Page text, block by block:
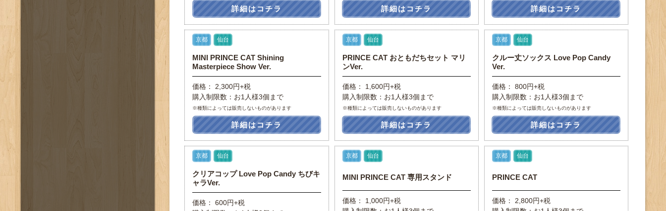
詳細はコチラ 詳細はコチラ 詳細はコチラ
京都 仙台
MINI PRINCE CAT Shining
Masterpiece Show Ver.
価格： 2,300円+税
購入制限数：お1人様3個まで
※種類によっては販売しないものがあります
詳細はコチラ
京都 仙台
PRINCE CAT おともだちセット マリ
ンVer.
価格： 1,600円+税
購入制限数：お1人様3個まで
※種類によっては販売しないものがあります
詳細はコチラ
京都 仙台
クルー丈ソックス Love Pop Candy
Ver.
価格： 800円+税
購入制限数：お1人様3個まで
※種類によっては販売しないものがあります
詳細はコチラ
京都 仙台
クリアコップ Love Pop Candy ちびキ
ャラVer.
価格： 600円+税
京都 仙台
MINI PRINCE CAT 専用スタンド
価格： 1,000円+税
京都 仙台
PRINCE CAT
価格： 2,800円+税